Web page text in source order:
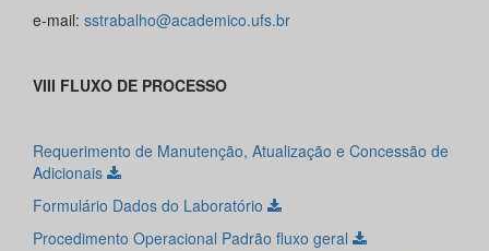
e-mail: sstrabalho@academico.ufs.br
VIII FLUXO DE PROCESSO
Requerimento de Manutenção, Atualização e Concessão de
Adicionais
Formulário Dados do Laboratório
Procedimento Operacional Padrão fluxo geral